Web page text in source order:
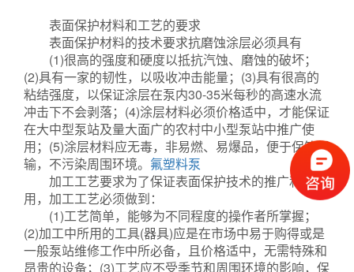
表面保护材料和工艺的要求
表面保护材料的技术要求抗磨蚀涂层必须具有
(1)很高的强度和硬度以抵抗汽蚀、磨蚀的破坏；
(2)具有一家的韧性，以吸收冲击能量；(3)具有很高的
粘结强度，以保证涂层在泵内30-35米每秒的高速水流
冲击下不会剥落；(4)涂层材料必须价格适中，才能保证
在大中型泵站及量大面广的农村中小型泵站中推广使
用；(5)涂层材料应无毒，非易燃、易爆品，便于保管运
输，不污染周围环境。 氟塑料泵
加工工艺要求为了保证表面保护技术的推广和应
用，加工工艺必须做到：
(1)工艺简单，能够为不同程度的操作者所掌握；
(2)加工中所用的工具(器具)应是在市场中易于购得或是
一般泵站维修工作中所必备，且价格适中，无需特殊和
昂贵的设备；(3)工艺应不受季节和周围环境的影响，保